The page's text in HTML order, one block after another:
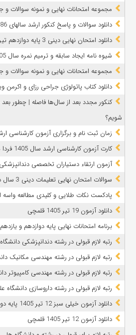
مجموعه امتحانات نهایی و نمونه سوالات و جزوات
دانلود سوالات و پاسخ کنکور ارشد سالهای 1386 تا 1404
دانلود امتحان نهایی دینی 3 پایه دوازدهم تیر 1405 + پاسخ
شیوه نامه ایجاد سابقه و ترمیم نمره سال 1405
مجموعه امتحانات نهایی و نمونه سوالات و جزوات
دانلود کتاب پاتولوژی جراحی رزای و اکرمن ویرایش 11 یازدهم
کنکور مجدد بعد از سال‌ها فاصله | چطور
شویم؟
زمان ثبت نام و برگزاری آزمون کارشناسی ارشد
کارت آزمون کارشناسی ارشد سال 1405 فردا منتشر می شود
آزمون ارتقاء دستیاران تخصصی دندانپزشکی 19 شهریور برگزار می شود
سوالات امتحان نهایی تعلیمات دینی 3 سال دوازدهم (1397 تا 1405)
پادکست نکات طلایی و کلیدی مطالعه واسه
دانلود آزمون 19 تیر 1405 قلمچی
برنامه امتحانات نهایی پایه دوازدهم و یازدهم
رتبه لازم قبولی در رشته دندانپزشکی
رتبه لازم قبولی در رشته مهندسی مکانیک
رتبه لازم قبولی در رشته مهندسی کامپیوتر
رتبه لازم قبولی در رشته داروسازی دانشگاه
دانلود آزمون خیلی سبز 12 تیر 1405 پایه دوازدهم و یازدهم (جامع دوم)
دانلود آزمون 12 تیر 1405 قلمچی